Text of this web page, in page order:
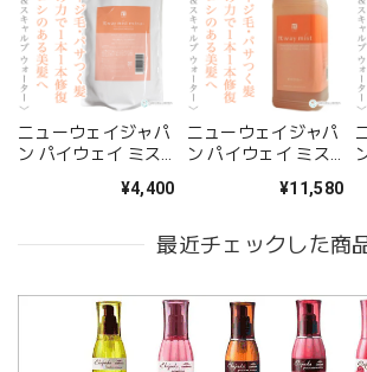
ニューウェイジャパ
ン パイウェイ ミス
600ml(レフィル)--
¥4,400
ニューウェイジャパ
ン パイウェイ ミス
2000ml(業務用)--
¥11,580
最近チェックした商